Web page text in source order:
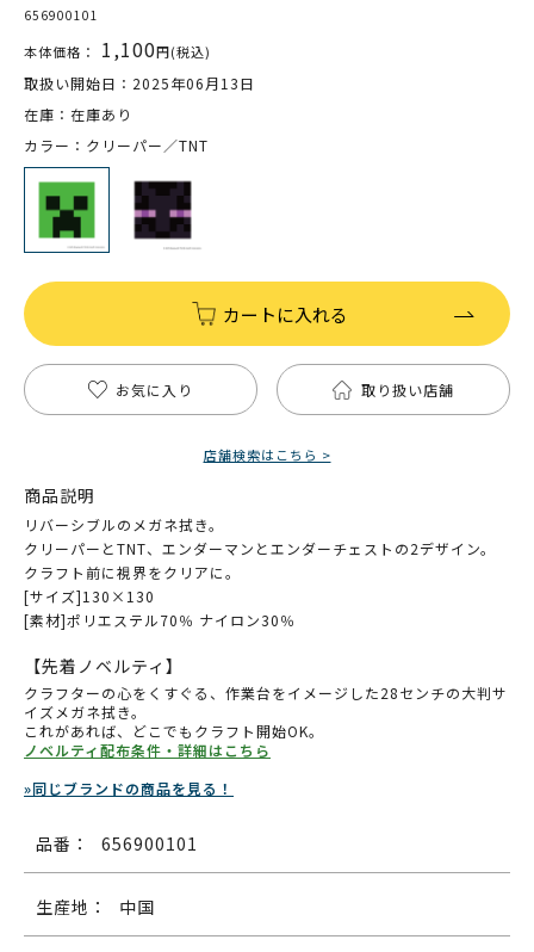
656900101
本体価格： 1,100円(税込)
取扱い開始日：2025年06月13日
在庫：在庫あり
カラー：クリーパー／TNT
カートに入れる
お気に入り 取り扱い店舗
店舗検索はこちら >
商品説明
リバーシブルのメガネ拭き。
クリーパーとTNT、エンダーマンとエンダーチェストの2デザイン。
クラフト前に視界をクリアに。
[サイズ]130×130
[素材]ポリエステル70％ ナイロン30％
【先着ノベルティ】
クラフターの心をくすぐる、作業台をイメージした28センチの大判サ
イズメガネ拭き。
これがあれば、どこでもクラフト開始OK。
ノベルティ配布条件・詳細はこちら
»同じブランドの商品を見る！
品番： 656900101
生産地： 中国